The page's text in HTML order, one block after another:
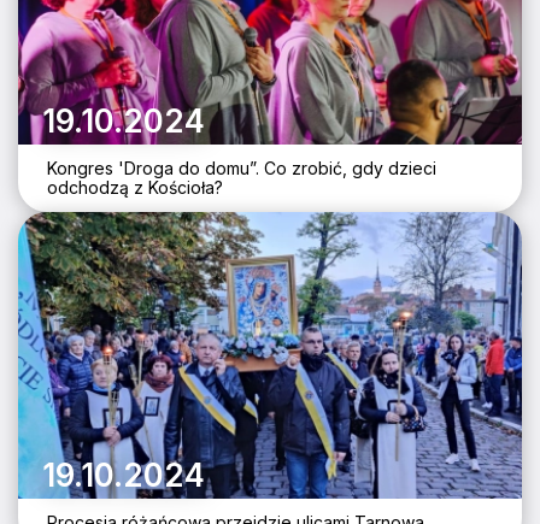
19.10.2024
Kongres 'Droga do domu”. Co zrobić, gdy dzieci
odchodzą z Kościoła?
19.10.2024